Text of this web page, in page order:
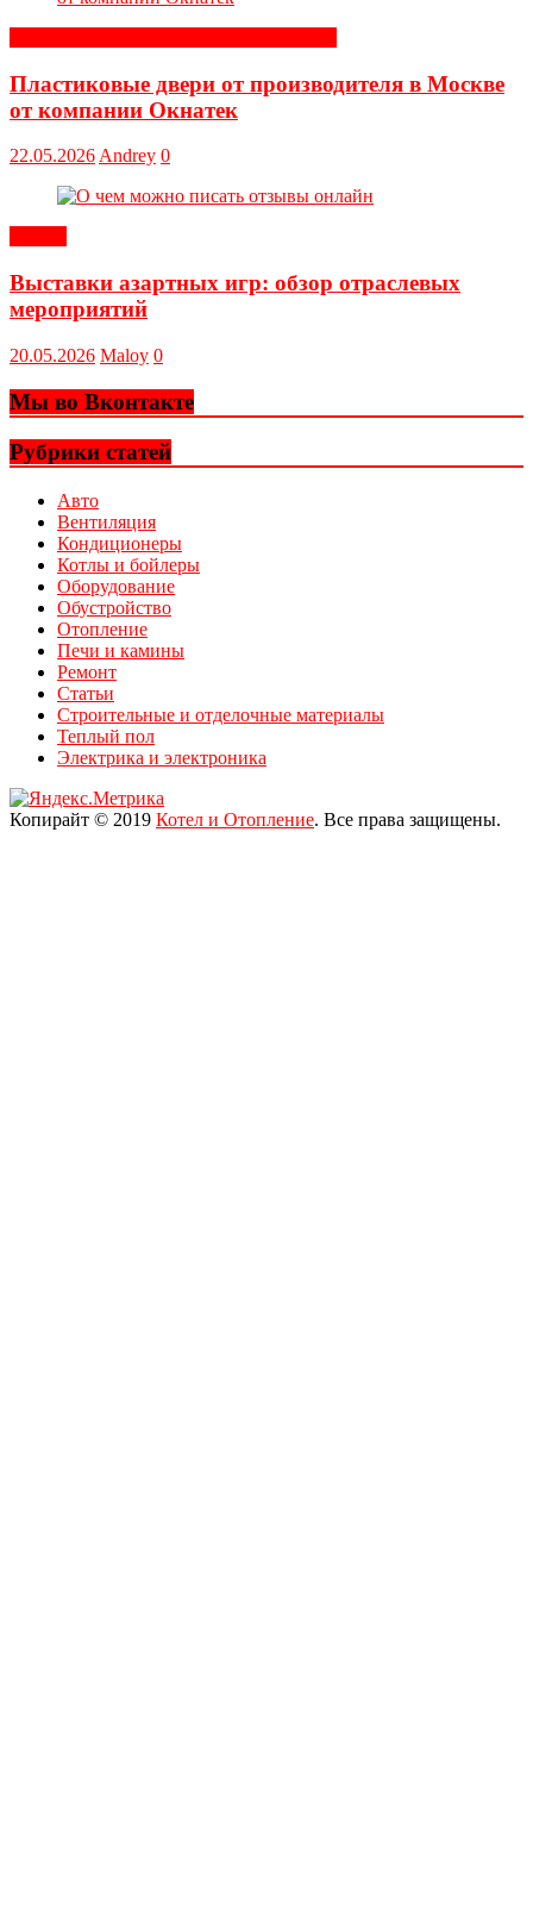
Пластиковые двери от производителя в Москве
от компании Окнатек
22.05.2026Andrey 0
Выставки азартных игр: обзор отраслевых
мероприятий
20.05.2026 Maloy 0
Мы во Вконтакте
Рубрики статей
Авто
Вентиляция
Кондиционеры
Котлы и бойлеры
Оборудование
Обустройство
Отопление
Печи и камины
Ремонт
Статьи
Строительные и отделочные материалы
Теплый пол
Электрика и электроника
Копирайт © 2019 Котел и Отопление. Все права защищены.